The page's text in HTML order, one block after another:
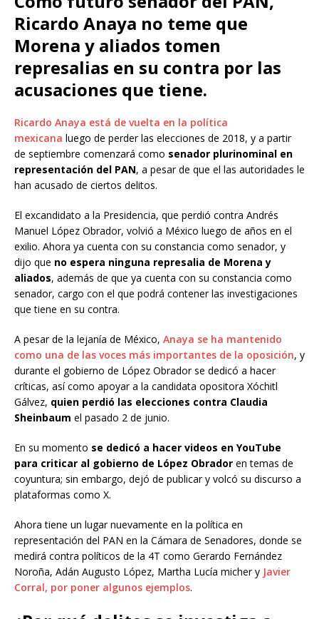
Ricardo Anaya no teme que
Morena y aliados tomen
represalias en su contra por las
acusaciones que tiene.
Ricardo Anaya está de vuelta en la política
mexicana luego de perder las elecciones de 2018, y a partir
de septiembre comenzará como senador plurinominal en
representación del PAN, a pesar de que el las autoridades le
han acusado de ciertos delitos.
El excandidato a la Presidencia, que perdió contra Andrés
Manuel López Obrador, volvió a México luego de años en el
exilio. Ahora ya cuenta con su constancia como senador, y
dijo que no espera ninguna represalia de Morena y
aliados, además de que ya cuenta con su constancia como
senador, cargo con el que podrá contener las investigaciones
que tiene en su contra.
A pesar de la lejanía de México, Anaya se ha mantenido
como una de las voces más importantes de la oposición, y
durante el gobierno de López Obrador se dedicó a hacer
críticas, así como apoyar a la candidata opositora Xóchitl
Gálvez, quien perdió las elecciones contra Claudia
Sheinbaum el pasado 2 de junio.
En su momento se dedicó a hacer videos en YouTube
para criticar al gobierno de López Obrador en temas de
coyuntura; sin embargo, dejó de publicar y volcó su discurso a
plataformas como X.
Ahora tiene un lugar nuevamente en la política en
representación del PAN en la Cámara de Senadores, donde se
medirá contra políticos de la 4T como Gerardo Fernández
Noroña, Adán Augusto López, Martha Lucía micher y Javier
Corral, por poner algunos ejemplos.